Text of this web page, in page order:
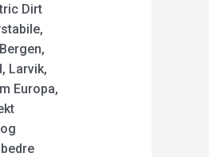
Dirt
Larvik,
Europa,